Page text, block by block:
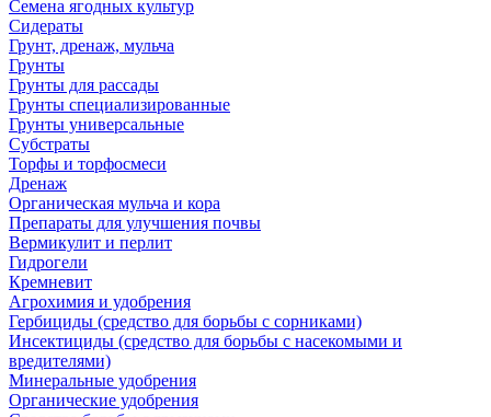
Семена ягодных культур
Сидераты
Грунт, дренаж, мульча
Грунты
Грунты для рассады
Грунты специализированные
Грунты универсальные
Субстраты
Торфы и торфосмеси
Дренаж
Органическая мульча и кора
Препараты для улучшения почвы
Вермикулит и перлит
Гидрогели
Кремневит
Агрохимия и удобрения
Гербициды (средство для борьбы с сорниками)
Инсектициды (средство для борьбы с насекомыми и
вредителями)
Минеральные удобрения
Органические удобрения